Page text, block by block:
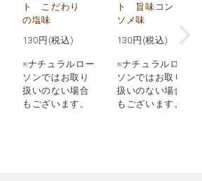
ト こだわり
の塩味
130 円(税込)
※ナチュラルロー
ソンではお取り
扱いのない場合
もございます。
ト 旨味コン
ソメ味
130 円(税込)
※ナチュラルロー
ソンではお取り
扱いのない場合
もございます。